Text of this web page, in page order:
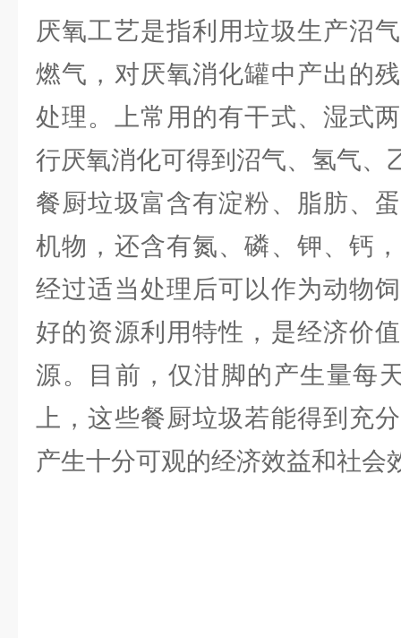
厌氧工艺是指利用垃圾生产沼
燃气，对厌氧消化罐中产出的
处理。上常用的有干式、湿式
行厌氧消化可得到沼气、氢气、
餐厨垃圾富含有淀粉、脂肪、
机物，还含有氮、磷、钾、钙
经过适当处理后可以作为动物
好的资源利用特性，是经济价
源。目前，仅泔脚的产生量每
上，这些餐厨垃圾若能得到充
产生十分可观的经济效益和社会